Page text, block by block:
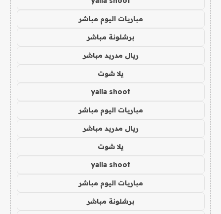
مباريات اليوم مباشر
برشلونة مباشر
ريال مدريد مباشر
يلا شوت
yalla shoot
مباريات اليوم مباشر
ريال مدريد مباشر
يلا شوت
yalla shoot
مباريات اليوم مباشر
برشلونة مباشر